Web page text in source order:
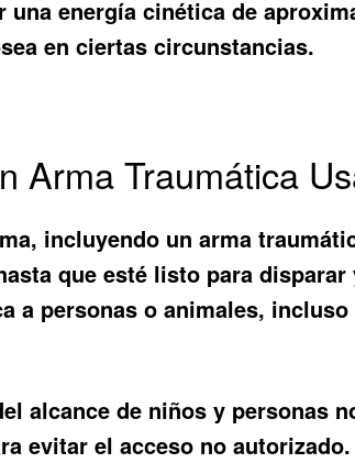
energía cinética de
en ciertas circunstancias.
Arma Traumática
incluyendo un arma
que esté listo para disparar
a personas o animales,
alcance de niños y personas
evitar el acceso no